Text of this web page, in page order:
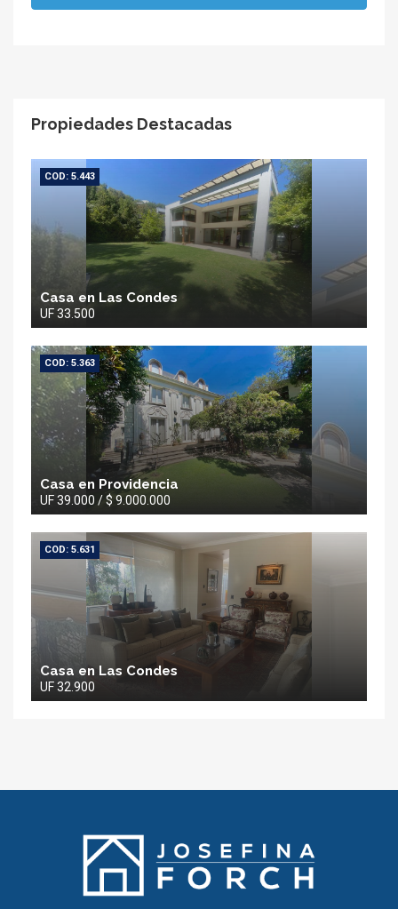
Propiedades Destacadas
COD: 5.443
Casa en Las Condes
UF 33.500
COD: 5.363
Casa en Providencia
UF 39.000 / $ 9.000.000
COD: 5.631
Casa en Las Condes
UF 32.900
Josefina
Forch